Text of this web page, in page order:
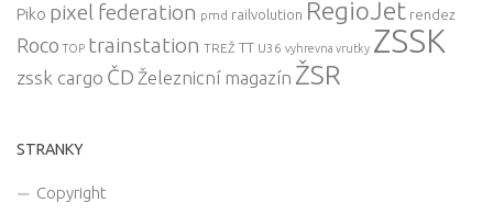
Piko pixel federation pmd railvolution RegioJet rendez
Roco TOP trainstation TREŽ TT U36 vyhrevna vrutky ZSSK
zssk cargo ČD Železnicní magazín ŽSR
STRANKY
Copyright